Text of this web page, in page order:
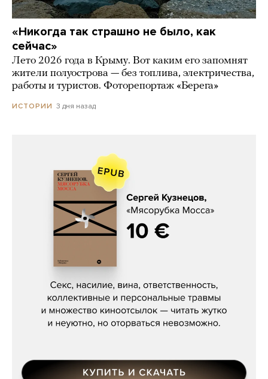
«Никогда так страшно не было, как
сейчас»
Лето 2026 года в Крыму. Вот каким его запомнят
жители полуострова — без топлива, электричества,
работы и туристов. Фоторепортаж «Берега»
ИСТОРИИ 3 дня назад
Сергей Кузнецов, «Мясорубка